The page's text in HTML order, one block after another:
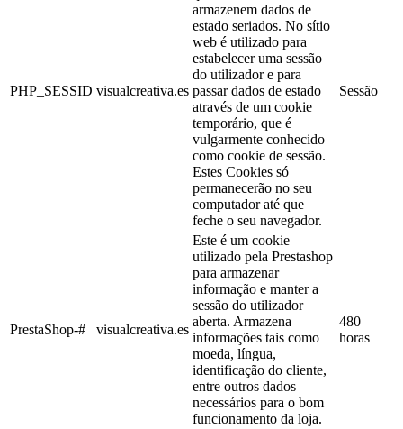
PHP_SESSID visualcreativa.es
armazenem dados de
estado seriados. No sítio
web é utilizado para
estabelecer uma sessão
do utilizador e para
passar dados de estado
através de um cookie
temporário, que é
vulgarmente conhecido
como cookie de sessão.
Estes Cookies só
permanecerão no seu
computador até que
feche o seu navegador.
Sessão
PrestaShop-# visualcreativa.es
Este é um cookie
utilizado pela Prestashop
para armazenar
informação e manter a
sessão do utilizador
aberta. Armazena
informações tais como
moeda, língua,
identificação do cliente,
entre outros dados
necessários para o bom
funcionamento da loja.
480
horas